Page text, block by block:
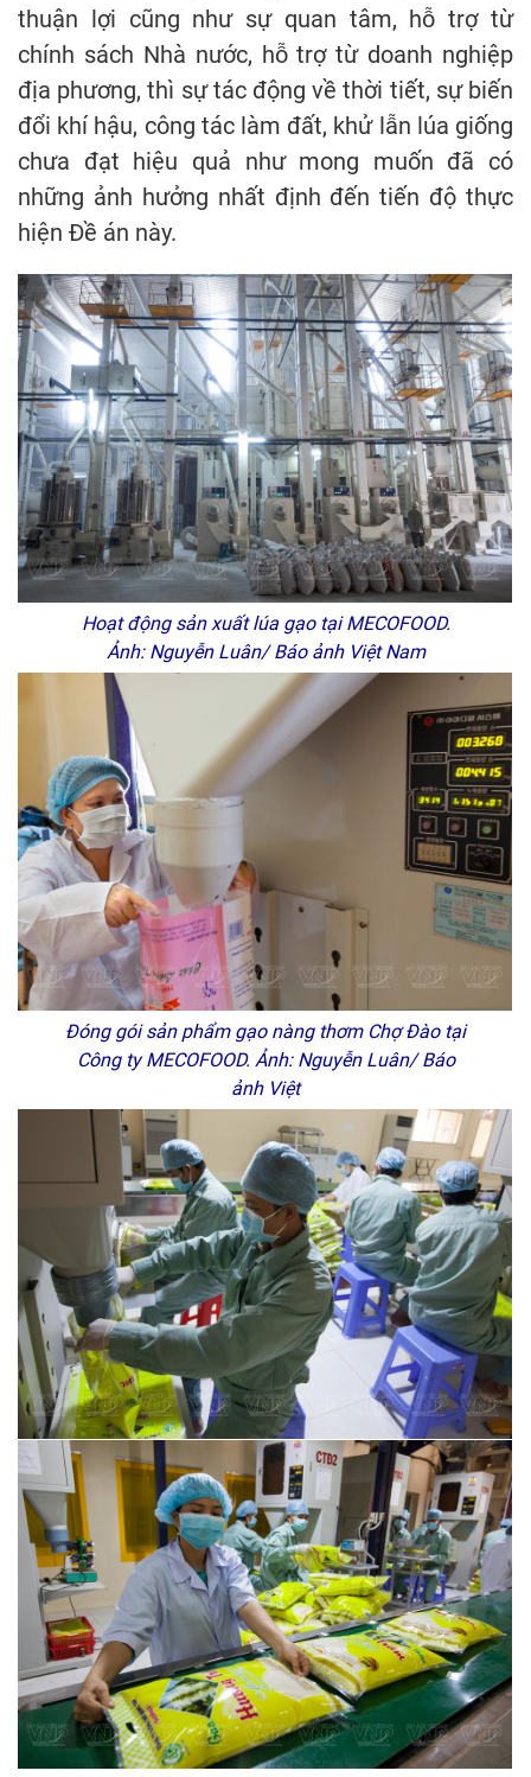
thuận lợi cũng như sự quan tâm, hỗ trợ từ
chính sách Nhà nước, hỗ trợ từ doanh nghiệp
địa phương, thì sự tác động về thời tiết, sự biến
đổi khí hậu, công tác làm đất, khử lẫn lúa giống
chưa đạt hiệu quả như mong muốn đã có
những ảnh hưởng nhất định đến tiến độ thực
hiện Đề án này.
Hoạt động sản xuất lúa gạo tại MECOFOOD.
Ảnh: Nguyễn Luân/ Báo ảnh Việt Nam
Đóng gói sản phẩm gạo nàng thơm Chợ Đào tại
Công ty MECOFOOD. Ảnh: Nguyễn Luân/ Báo
ảnh Việt